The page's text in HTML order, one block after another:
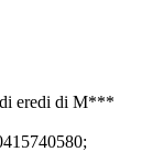
eredi di M***